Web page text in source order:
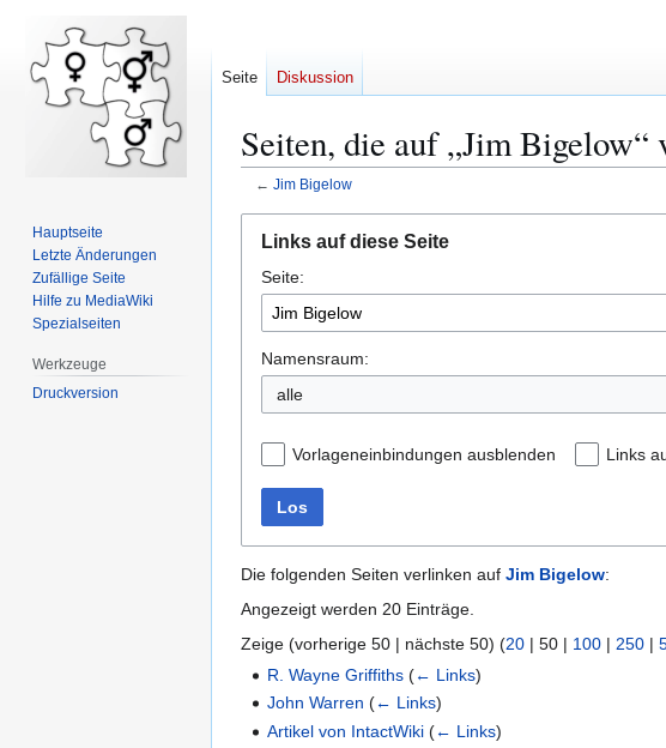
Seiten, die auf „Jim Bigelow“
← Jim Bigelow
Navigation
springen
Suche
springen
Links auf diese Seite
Seite:
Namensraum:
alle
Vorlageneinbindungen ausblenden Links
Los
Die folgenden Seiten verlinken auf Jim Bigelow:
Angezeigt werden 20 Einträge.
Zeige (vorherige 50 | nächste 50) (20 | 50 | 100 | 250 |
R. Wayne Griffiths (← Links)
John Warren (← Links)
Artikel von IntactWiki (← Links)
Seite Diskussion
Hauptseite
Letzte Änderungen
Zufällige Seite
Hilfe zu MediaWiki
Spezialseiten
Werkzeuge
Druckversion